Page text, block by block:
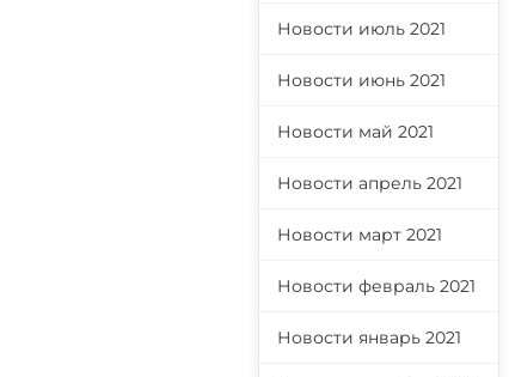
Новости июль 2021
Новости июнь 2021
Новости май 2021
Новости апрель 2021
Новости март 2021
Новости февраль 2021
Новости январь 2021